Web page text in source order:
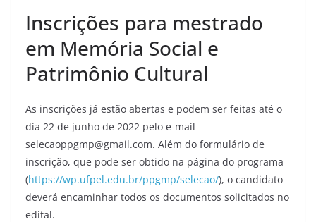
Inscrições para mestrado
em Memória Social e
Patrimônio Cultural
As inscrições já estão abertas e podem ser feitas até o
dia 22 de junho de 2022 pelo e-mail
selecaoppgmp@gmail.com. Além do formulário de
inscrição, que pode ser obtido na página do programa
(https://wp.ufpel.edu.br/ppgmp/selecao/), o candidato
deverá encaminhar todos os documentos solicitados no
edital.